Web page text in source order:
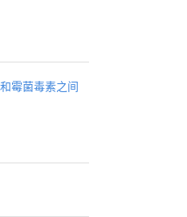
霉菌毒素之间